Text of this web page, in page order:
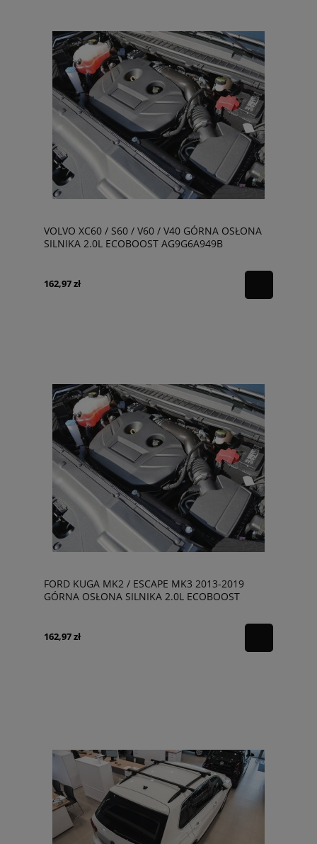
VOLVO XC60 / S60 / V60 / V40 GÓRNA OSŁONA
SILNIKA 2.0L ECOBOOST AG9G6A949B
162,97 zł
FORD KUGA MK2 / ESCAPE MK3 2013-2019
GÓRNA OSŁONA SILNIKA 2.0L ECOBOOST
162,97 zł